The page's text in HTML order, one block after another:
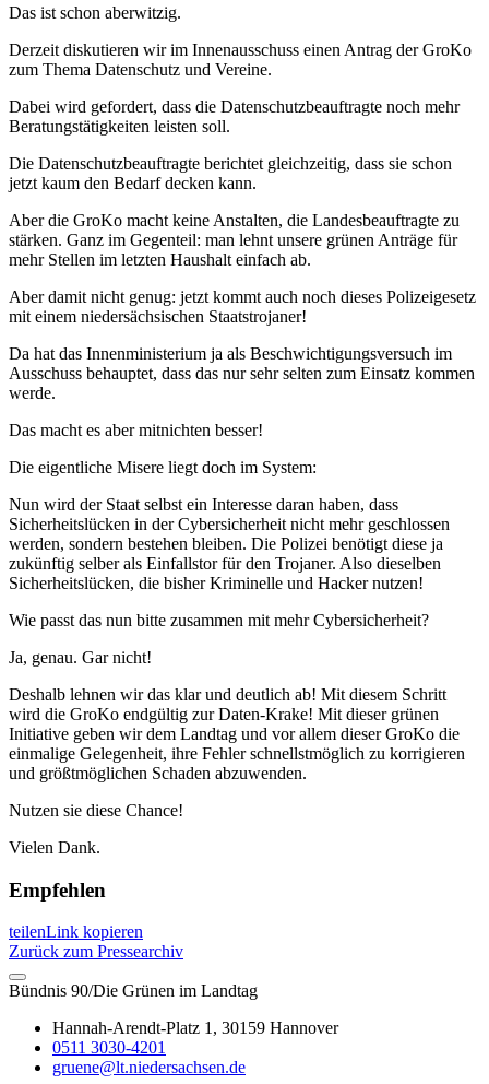
Das ist schon aberwitzig.
Derzeit diskutieren wir im Innenausschuss einen Antrag der GroKo
zum Thema Datenschutz und Vereine.
Dabei wird gefordert, dass die Datenschutzbeauftragte noch mehr
Beratungstätigkeiten leisten soll.
Die Datenschutzbeauftragte berichtet gleichzeitig, dass sie schon
jetzt kaum den Bedarf decken kann.
Aber die GroKo macht keine Anstalten, die Landesbeauftragte zu
stärken. Ganz im Gegenteil: man lehnt unsere grünen Anträge für
mehr Stellen im letzten Haushalt einfach ab.
Aber damit nicht genug: jetzt kommt auch noch dieses Polizeigesetz
mit einem niedersächsischen Staatstrojaner!
Da hat das Innenministerium ja als Beschwichtigungsversuch im
Ausschuss behauptet, dass das nur sehr selten zum Einsatz kommen
werde.
Das macht es aber mitnichten besser!
Die eigentliche Misere liegt doch im System:
Nun wird der Staat selbst ein Interesse daran haben, dass
Sicherheitslücken in der Cybersicherheit nicht mehr geschlossen
werden, sondern bestehen bleiben. Die Polizei benötigt diese ja
zukünftig selber als Einfallstor für den Trojaner. Also dieselben
Sicherheitslücken, die bisher Kriminelle und Hacker nutzen!
Wie passt das nun bitte zusammen mit mehr Cybersicherheit?
Ja, genau. Gar nicht!
Deshalb lehnen wir das klar und deutlich ab! Mit diesem Schritt
wird die GroKo endgültig zur Daten-Krake! Mit dieser grünen
Initiative geben wir dem Landtag und vor allem dieser GroKo die
einmalige Gelegenheit, ihre Fehler schnellstmöglich zu korrigieren
und größtmöglichen Schaden abzuwenden.
Nutzen sie diese Chance!
Vielen Dank.
Empfehlen
teilenLink kopieren
Zurück zum Pressearchiv
Bündnis 90/Die Grünen im Landtag
Hannah-Arendt-Platz 1, 30159 Hannover
0511 3030-4201
gruene@lt.niedersachsen.de